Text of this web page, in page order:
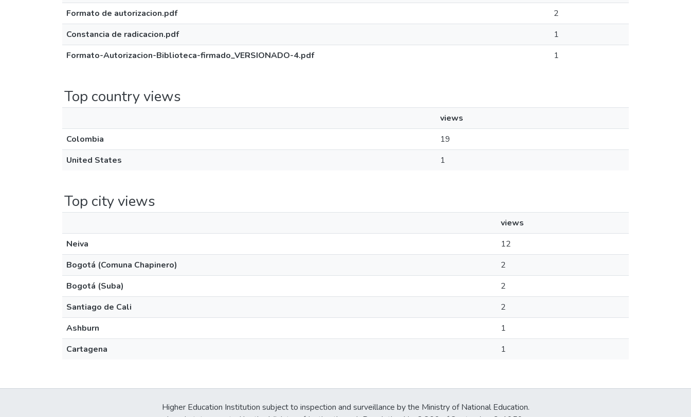
Formato de autorizacion.pdf
2
Constancia de radicacion.pdf
1
Formato-Autorizacion-Biblioteca-firmado_VERSIONADO-4.pdf
1
Top country views
views
Colombia
19
United States
1
Top city views
views
Neiva
12
Bogotá (Comuna Chapinero)
2
Bogotá (Suba)
2
Santiago de Cali
2
Ashburn
1
Cartagena
1
Higher Education Institution subject to inspection and surveillance by the Ministry of National Education.